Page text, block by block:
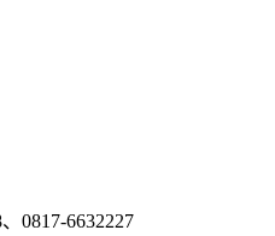
0817-6632227